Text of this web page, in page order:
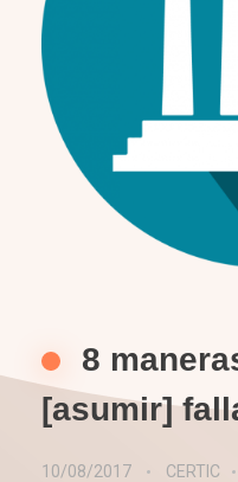
8
[asumir]
10/08/2017 CERTIC